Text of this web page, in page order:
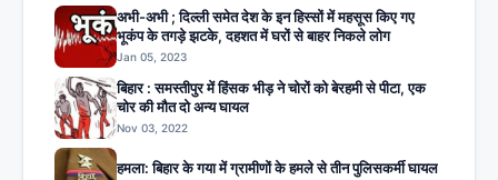
अभी-अभी ; दिल्ली समेत देश के इन हिस्सों में महसूस किए गए
भूकंप के तगड़े झटके, दहशत में घरों से बाहर निकले लोग
Jan 05, 2023
बिहार : समस्तीपुर में हिंसक भीड़ ने चोरों को बेरहमी से पीटा, एक
चोर की मौत दो अन्य घायल
Nov 03, 2022
हमला: बिहार के गया में ग्रामीणों के हमले से तीन पुलिसकर्मी घायल